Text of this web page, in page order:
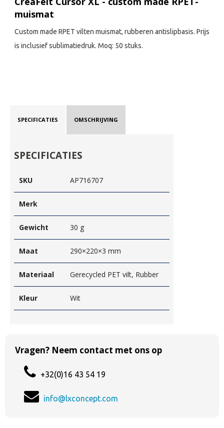
muismat
Custom made RPET vilten muismat, rubberen antislipbasis. Prijs
is inclusief sublimatiedruk. Moq: 50 stuks.
SPECIFICATIES OMSCHRIJVING
SPECIFICATIES
SKU AP716707
Merk
Gewicht 30 g
Maat 290×220×3 mm
Materiaal Gerecycled PET vilt, Rubber
Kleur Wit
Vragen? Neem contact met ons op
+32(0)16 43 54 19
info@lxconcept.com